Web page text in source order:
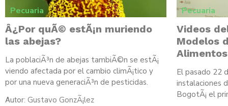
Pecuaria
Â¿Por quÃ© estÃ¡n muriendo
las abejas?
La poblaciÃ³n de abejas tambiÃ©n se estÃ¡
viendo afectada por el cambio climÃ¡tico y
por una nueva generaciÃ³n de pesticidas.
Autor: Gustavo GonzÃ¡lez
Pecuaria
Videos
Modelos
Alimentos
El pasado 22
instalaciones
BogotÃ¡ el